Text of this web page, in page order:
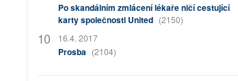
Po skandálním zmlácení lékaře ničí cestující
karty společnosti United (2150)
16.4. 2017
Prosba (2104)